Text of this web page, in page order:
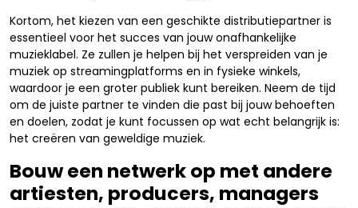
Kortom, het kiezen van een geschikte distributiepartner is
essentieel voor het succes van jouw onafhankelijke
muzieklabel. Ze zullen je helpen bij het verspreiden van je
muziek op streamingplatforms en in fysieke winkels,
waardoor je een groter publiek kunt bereiken. Neem de tijd
om de juiste partner te vinden die past bij jouw behoeften
en doelen, zodat je kunt focussen op wat echt belangrijk is:
het creëren van geweldige muziek.
Bouw een netwerk op met andere
artiesten, producers, managers